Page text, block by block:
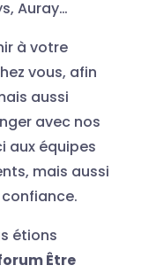
Auray…
à votre
vous, afin
aussi
avec nos
aux équipes
mais aussi
étions
Être